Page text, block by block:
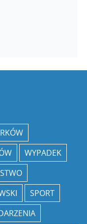
WYPADEK
SPORT